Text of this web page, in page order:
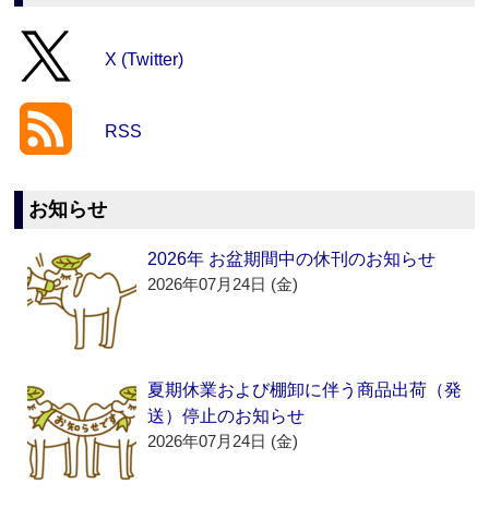
X (Twitter)
RSS
お知らせ
2026年 お盆期間中の休刊のお知らせ
2026年07月24日 (金)
夏期休業および棚卸に伴う商品出荷（発
送）停止のお知らせ
2026年07月24日 (金)